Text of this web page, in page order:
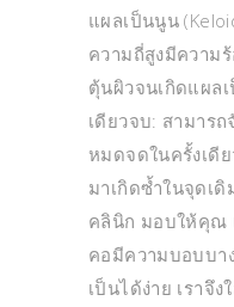
แผลเป็นนูน
ความถี่สูงมีความ
ตุ้นผิวจนเกิดแผล
เดียวจบ: สามาร
หมดจดในครั้งเดีย
มาเกิดซ้ำในจุดเ
คลินิก มอบให้คุณ
คอมีความบอบบา
เป็นได้ง่าย เราจึ